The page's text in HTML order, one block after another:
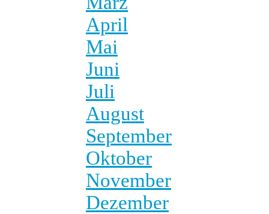
April
Mai
Juni
Juli
August
September
Oktober
November
Dezember